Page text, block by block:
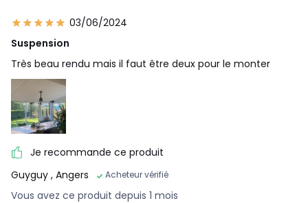
03/06/2024
Suspension
Très beau rendu mais il faut être deux pour le monter
Je recommande ce produit
Guyguy , Angers Acheteur vérifié
Vous avez ce produit depuis 1 mois